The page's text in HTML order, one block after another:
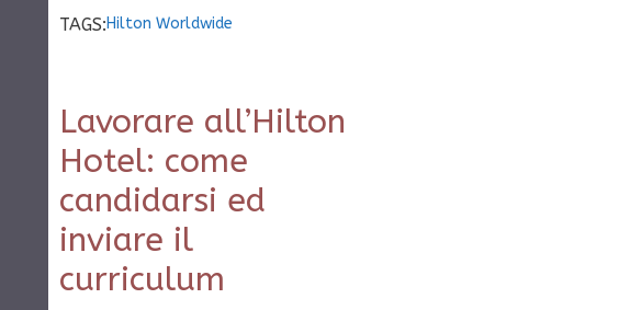
TAGS:Hilton Worldwide
Lavorare all’Hilton
Hotel: come
candidarsi ed
inviare il
curriculum